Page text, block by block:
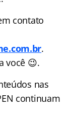
contato
.
você 😉.
nas
continuam